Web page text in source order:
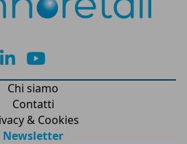
lk yt
Chi siamo
Contatti
& Cookies
Newsletter